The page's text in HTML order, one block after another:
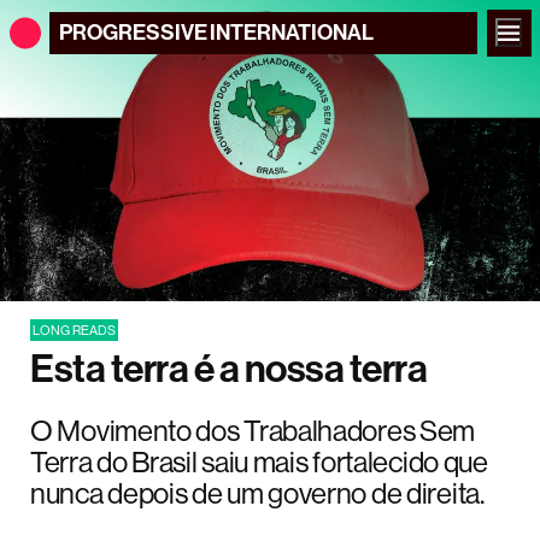
PROGRESSIVEINTERNATIONAL
LONG READS
Esta terra é a nossa terra
O Movimento dos Trabalhadores Sem
Terra do Brasil saiu mais fortalecido que
nunca depois de um governo de direita.